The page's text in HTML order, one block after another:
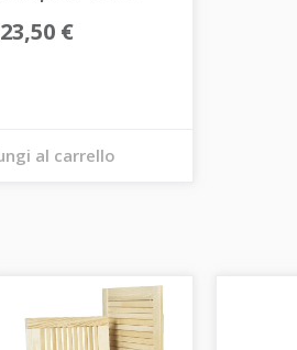
23,50 €
al carrello